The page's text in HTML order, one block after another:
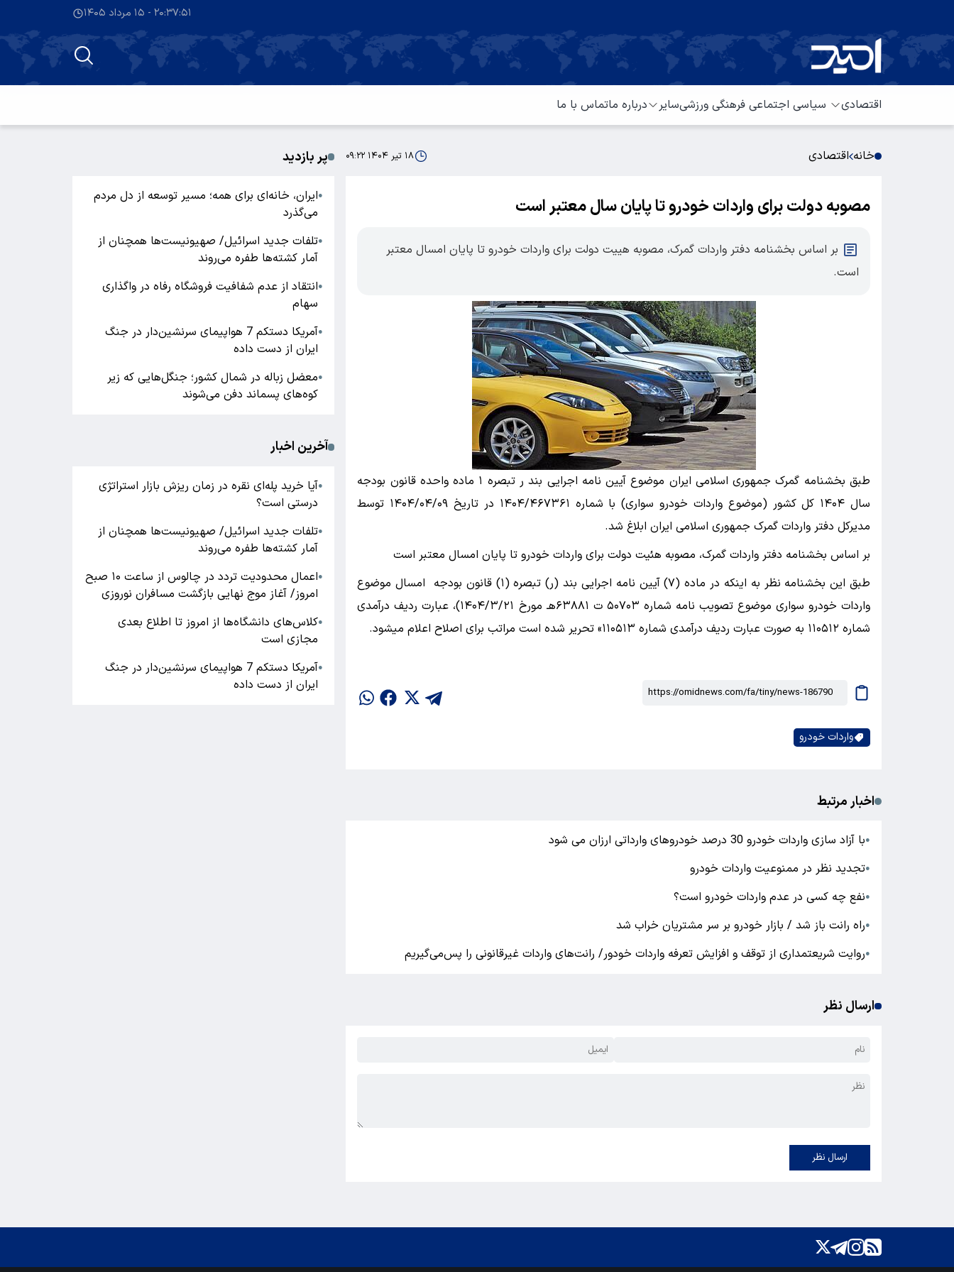
۲۰:۳۷:۵۱ - ۱۵ مرداد ۱۴۰۵
اقتصادی سیاسی اجتماعی فرهنگی ورزشیسایر درباره ماتماس با ما
خانه اقتصادی ۱۸ تیر ۱۴۰۴ ۰۹:۲۲
مصوبه دولت برای واردات خودرو تا پایان سال معتبر است
بر اساس بخشنامه دفتر واردات گمرک، مصوبه هییت دولت برای واردات خودرو تا پایان امسال معتبر
است.
طبق بخشنامه گمرک جمهوری اسلامی ایران موضوع آیین نامه اجرایی بند ر تبصره ۱ ماده واحده قانون بودجه
سال ۱۴۰۴ کل کشور (موضوع واردات خودرو سواری) با شماره ۱۴۰۴/۴۶۷۳۶۱ در تاریخ ۱۴۰۴/۰۴/۰۹ توسط
مدیرکل دفتر واردات گمرک جمهوری اسلامی ایران ابلاغ شد.
بر اساس بخشنامه دفتر واردات گمرک، مصوبه هئیت دولت برای واردات خودرو تا پایان امسال معتبر است
طبق این بخشنامه نظر به اینکه در ماده (۷) آیین نامه اجرایی بند (ر) تبصره (۱) قانون بودجه امسال موضوع
واردات خودرو سواری موضوع تصویب نامه شماره ۵۰۷۰۳ ت ۶۳۸۸۱هـ مورخ ۱۴۰۴/۳/۲۱)، عبارت ردیف درآمدی
شماره ۱۱۰۵۱۲ به صورت عبارت ردیف درآمدی شماره ۱۱۰۵۱۳» تحریر شده است مراتب برای اصلاح اعلام میشود.
واردات خودرو
اخبار مرتبط
●با آزاد سازی واردات خودرو 30 درصد خودروهای وارداتی ارزان می شود
●تجدید نظر در ممنوعیت واردات خودرو
●نفع چه کسی در عدم واردات خودرو است؟
●راه رانت باز شد / بازار خودرو بر سر مشتریان خراب شد
●روایت شریعتمداری از توقف و افزایش تعرفه واردات خودور/ رانت‌های واردات غیرقانونی را پس‌می‌گیریم
ارسال نظر
ارسال نظر
پر بازدید
●ایران، خانه‌ای برای همه؛ مسیر توسعه از دل مردم
می‌گذرد
●تلفات جدید اسرائیل/ صهیونیست‌ها همچنان از
آمار کشته‌ها طفره می‌روند
●انتقاد از عدم شفافیت فروشگاه رفاه در واگذاری
سهام
●
آمریکا دستکم 7 هواپیمای سرنشین‌دار در جنگ
ایران از دست داده
●معضل زباله در شمال کشور؛ جنگل‌هایی که زیر
کوه‌های پسماند دفن می‌شوند
آخرین اخبار
●آیا خرید پله‌ای نقره در زمان ریزش بازار استراتژی
درستی است؟
●تلفات جدید اسرائیل/ صهیونیست‌ها همچنان از
آمار کشته‌ها طفره می‌روند
●
اعمال محدودیت تردد در چالوس از ساعت ۱۰ صبح
امروز/ آغاز موج نهایی بازگشت مسافران نوروزی
●کلاس‌های دانشگاه‌ها از امروز تا اطلاع بعدی
مجازی است
●
آمریکا دستکم 7 هواپیمای سرنشین‌دار در جنگ
ایران از دست داده